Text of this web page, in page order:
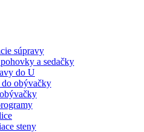
súpravy
a sedačky
do U
obývačky
steny